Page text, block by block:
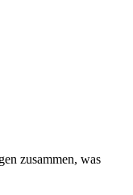
zusammen, was